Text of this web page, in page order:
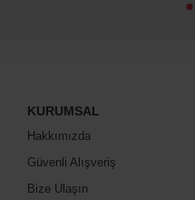
KURUMSAL
Hakkımızda
Güvenli Alışveriş
Bize Ulaşın